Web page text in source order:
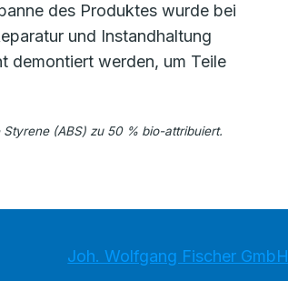
des Produktes wurde bei
und Instandhaltung
demontiert werden, um Teile
(ABS) zu 50 % bio-attribuiert.
Joh. Wolfgang Fischer GmbH